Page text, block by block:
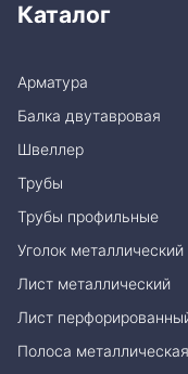
Каталог
Арматура
Балка двутавровая
Швеллер
Трубы
Трубы профильные
Уголок металлический
Лист металлический
Лист
Полоса металлическая